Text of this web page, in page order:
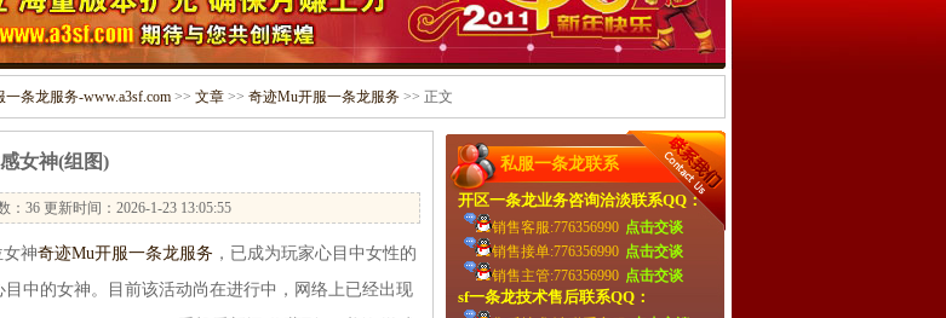
条龙服务-www.a3sf.com >> 文章 >> 奇迹Mu开服一条龙服务 >> 正文
女神(组图)
： 36 更新时间：2026-1-23 13:05:55
神奇迹Mu开服一条龙服务 ，已成为玩家心目中女性的
中的女神。目前该活动尚在进行中，网络上已经出现
私服一条龙联系
开区一条龙业务咨询洽淡联系QQ：
销售客服:776356990 点击交谈
销售接单:776356990 点击交谈
销售主管:776356990 点击交谈
sf一条龙技术售后联系QQ：